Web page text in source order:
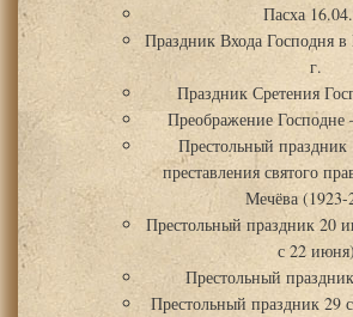
Пасха
Праздник Входа Господня
г.
Праздник Сретения
Преображение
Престольный праздник
преставления святого
Мечёва (1923-
Престольный праздник 20
с 22 июня)
Престольный
Престольный праздник 29